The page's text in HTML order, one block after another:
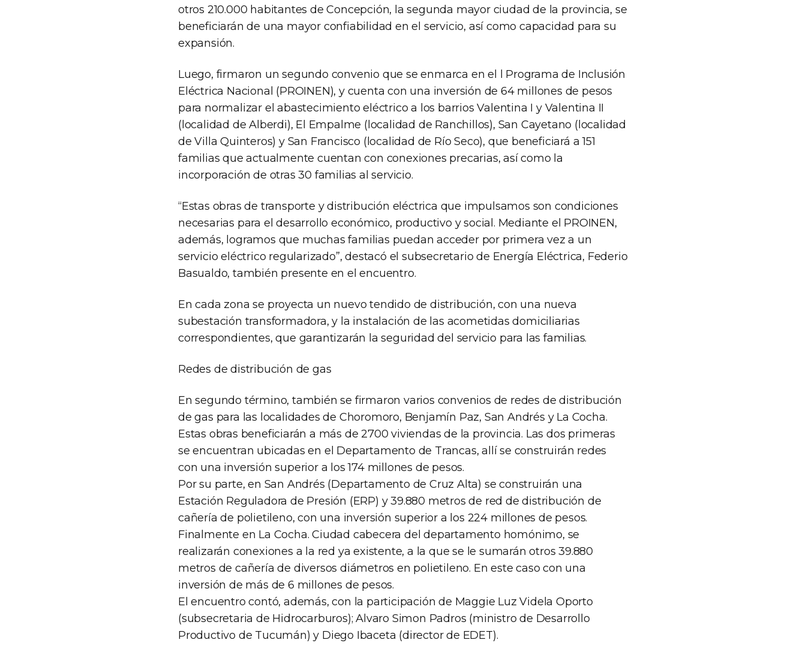
otros 210.000 habitantes de Concepción, la segunda mayor ciudad de la provincia, se
beneficiarán de una mayor confiabilidad en el servicio, así como capacidad para su
expansión.
Luego, firmaron un segundo convenio que se enmarca en el l Programa de Inclusión
Eléctrica Nacional (PROINEN), y cuenta con una inversión de 64 millones de pesos
para normalizar el abastecimiento eléctrico a los barrios Valentina I y Valentina II
(localidad de Alberdi), El Empalme (localidad de Ranchillos), San Cayetano (localidad
de Villa Quinteros) y San Francisco (localidad de Río Seco), que beneficiará a 151
familias que actualmente cuentan con conexiones precarias, así como la
incorporación de otras 30 familias al servicio.
“Estas obras de transporte y distribución eléctrica que impulsamos son condiciones
necesarias para el desarrollo económico, productivo y social. Mediante el PROINEN,
además, logramos que muchas familias puedan acceder por primera vez a un
servicio eléctrico regularizado”, destacó el subsecretario de Energía Eléctrica, Federio
Basualdo, también presente en el encuentro.
En cada zona se proyecta un nuevo tendido de distribución, con una nueva
subestación transformadora, y la instalación de las acometidas domiciliarias
correspondientes, que garantizarán la seguridad del servicio para las familias.
Redes de distribución de gas
En segundo término, también se firmaron varios convenios de redes de distribución
de gas para las localidades de Choromoro, Benjamín Paz, San Andrés y La Cocha.
Estas obras beneficiarán a más de 2700 viviendas de la provincia. Las dos primeras
se encuentran ubicadas en el Departamento de Trancas, allí se construirán redes
con una inversión superior a los 174 millones de pesos.
Por su parte, en San Andrés (Departamento de Cruz Alta) se construirán una
Estación Reguladora de Presión (ERP) y 39.880 metros de red de distribución de
cañería de polietileno, con una inversión superior a los 224 millones de pesos.
Finalmente en La Cocha. Ciudad cabecera del departamento homónimo, se
realizarán conexiones a la red ya existente, a la que se le sumarán otros 39.880
metros de cañería de diversos diámetros en polietileno. En este caso con una
inversión de más de 6 millones de pesos.
El encuentro contó, además, con la participación de Maggie Luz Videla Oporto
(subsecretaria de Hidrocarburos); Alvaro Simon Padros (ministro de Desarrollo
Productivo de Tucumán) y Diego Ibaceta (director de EDET).